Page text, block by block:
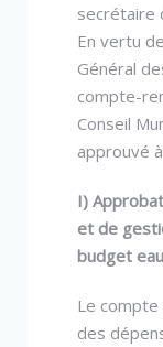
secrétaire
En vertu
Général
compte-
Conseil
approuvé
I)
et de
budget
Le
des